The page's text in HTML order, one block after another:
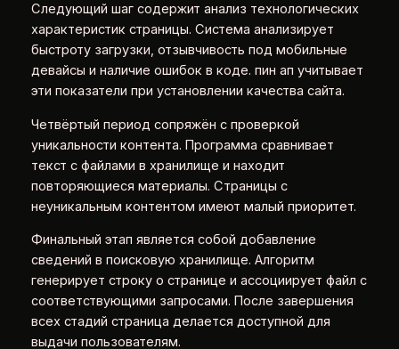
Следующий шаг содержит анализ технологических
характеристик страницы. Система анализирует
быстроту загрузки, отзывчивость под мобильные
девайсы и наличие ошибок в коде. пин ап учитывает
эти показатели при установлении качества сайта.
Четвёртый период сопряжён с проверкой
уникальности контента. Программа сравнивает
текст с файлами в хранилище и находит
повторяющиеся материалы. Страницы с
неуникальным контентом имеют малый приоритет.
Финальный этап является собой добавление
сведений в поисковую хранилище. Алгоритм
генерирует строку о странице и ассоциирует файл с
соответствующими запросами. После завершения
всех стадий страница делается доступной для
выдачи пользователям.